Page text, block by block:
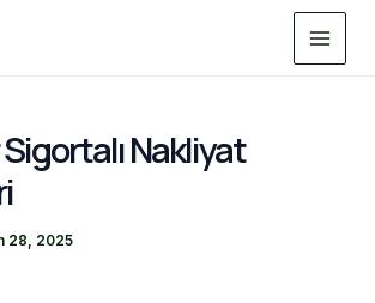
Main
Menu
Nakliyat
28, 2025